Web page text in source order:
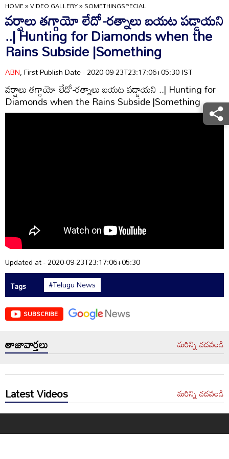
HOME»VIDEO GALLERY»SOMETHINGSPECIAL
వర్షాలు తగ్గాయో లేదో-రత్నాలు బయట పడ్డాయని
..| Hunting for Diamonds when the
Rains Subside |Something
ABN, First Publish Date - 2020-09-23T23:17:06+05:30 IST
వర్షాలు తగ్గాయో లేదో-రత్నాలు బయట పడ్డాయని ..| Hunting for
Diamonds when the Rains Subside |Something
Updated at - 2020-09-23T23:17:06+05:30
Tags
#Telugu News
SUBSCRIBE
తాజావార్తలు మరిన్ని చదవండి
Latest Videos మరిన్ని చదవండి